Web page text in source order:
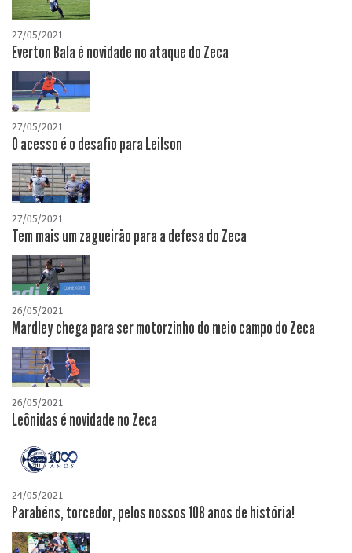
27/05/2021
Everton Bala é novidade no ataque do Zeca
27/05/2021
O acesso é o desafio para Leilson
27/05/2021
Tem mais um zagueirão para a defesa do Zeca
26/05/2021
Mardley chega para ser motorzinho do meio campo do Zeca
26/05/2021
Leônidas é novidade no Zeca
24/05/2021
Parabéns, torcedor, pelos nossos 108 anos de história!